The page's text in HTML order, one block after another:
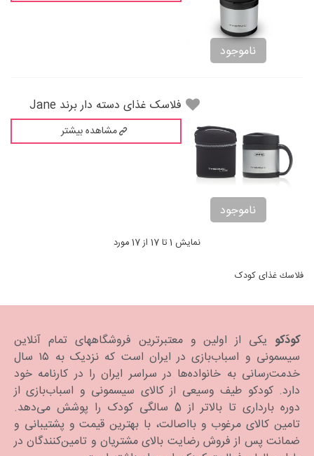
ناموجود
ناموجود
فلاسک غذای دسته دار برند Jane
مشاهده بیشتر
نمایش 1 تا 17 از 17 مورد
فلاسك غذای کودک
کودَکو یکی از اولین و معتبرترین فروشگاههای تمام آنلاین
سیسمونی و اسباب‌بازی در ایران است که نزدیک به ۱۵ سال
خدمت‌رسانی به خانواده‌ها در سراسر ایران را در کارنامه خود
دارد. كودكو طیف وسیعی از کالای سیسمونی و اسباب‌بازی از
دوره بارداری تا بالاتر از 5 سالگی کودک را پوشش می‌دهد.
تامین کالای مرغوب و بااصالت، با بهترین قیمت و پشتیبانی و
ضمانت پس از فروش رضایت بالای مشتریان و تامین‌کنندگان در